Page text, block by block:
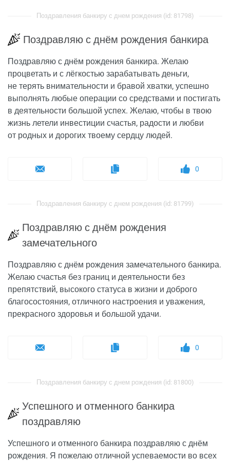
Поздравления банкиру с днем рождения (id: 81798)
Поздравляю с днём рождения банкира
Поздравляю с днём рождения банкира. Желаю
процветать и с лёгкостью зарабатывать деньги,
не терять внимательности и бравой хватки, успешно
выполнять любые операции со средствами и постигать
в деятельности большой успех. Желаю, чтобы в твою
жизнь летели инвестиции счастья, радости и любви
от родных и дорогих твоему сердцу людей.
0
Поздравления банкиру с днем рождения (id: 81799)
Поздравляю с днём рождения
замечательного
Поздравляю с днём рождения замечательного банкира.
Желаю счастья без границ и деятельности без
препятствий, высокого статуса в жизни и доброго
благосостояния, отличного настроения и уважения,
прекрасного здоровья и большой удачи.
0
Поздравления банкиру с днем рождения (id: 81800)
Успешного и отменного банкира
поздравляю
Успешного и отменного банкира поздравляю с днём
рождения. Я пожелаю отличной успеваемости во всех